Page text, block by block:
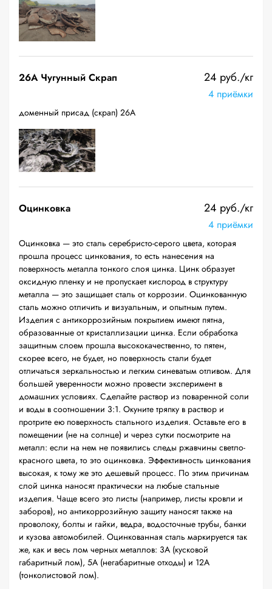
26A Чугунный Скрап 24 руб./кг
4 приёмки
доменный присад (скрап) 26А
Оцинковка 24 руб./кг
4 приёмки
Оцинковка — это сталь серебристо-серого цвета, которая
прошла процесс цинкования, то есть нанесения на
поверхность металла тонкого слоя цинка. Цинк образует
оксидную пленку и не пропускает кислород в структуру
металла — это защищает сталь от коррозии. Оцинкованную
сталь можно отличить и визуальным, и опытным путем.
Изделия с антикоррозийным покрытием имеют пятна,
образованные от кристаллизации цинка. Если обработка
защитным слоем прошла высококачественно, то пятен,
скорее всего, не будет, но поверхность стали будет
отличаться зеркальностью и легким синеватым отливом. Для
большей уверенности можно провести эксперимент в
домашних условиях. Сделайте раствор из поваренной соли
и воды в соотношении 3:1. Окуните тряпку в раствор и
протрите ею поверхность стального изделия. Оставьте его в
помещении (не на солнце) и через сутки посмотрите на
металл: если на нем не появились следы ржавчины светло-
красного цвета, то это оцинковка. Эффективность цинкования
высокая, к тому же это дешевый процесс. По этим причинам
слой цинка наносят практически на любые стальные
изделия. Чаще всего это листы (например, листы кровли и
заборов), но антикоррозийную защиту наносят также на
проволоку, болты и гайки, ведра, водосточные трубы, банки
и кузова автомобилей. Оцинкованная сталь маркируется так
же, как и весь лом черных металлов: 3А (кусковой
габаритный лом), 5А (негабаритные отходы) и 12А
(тонколистовой лом).